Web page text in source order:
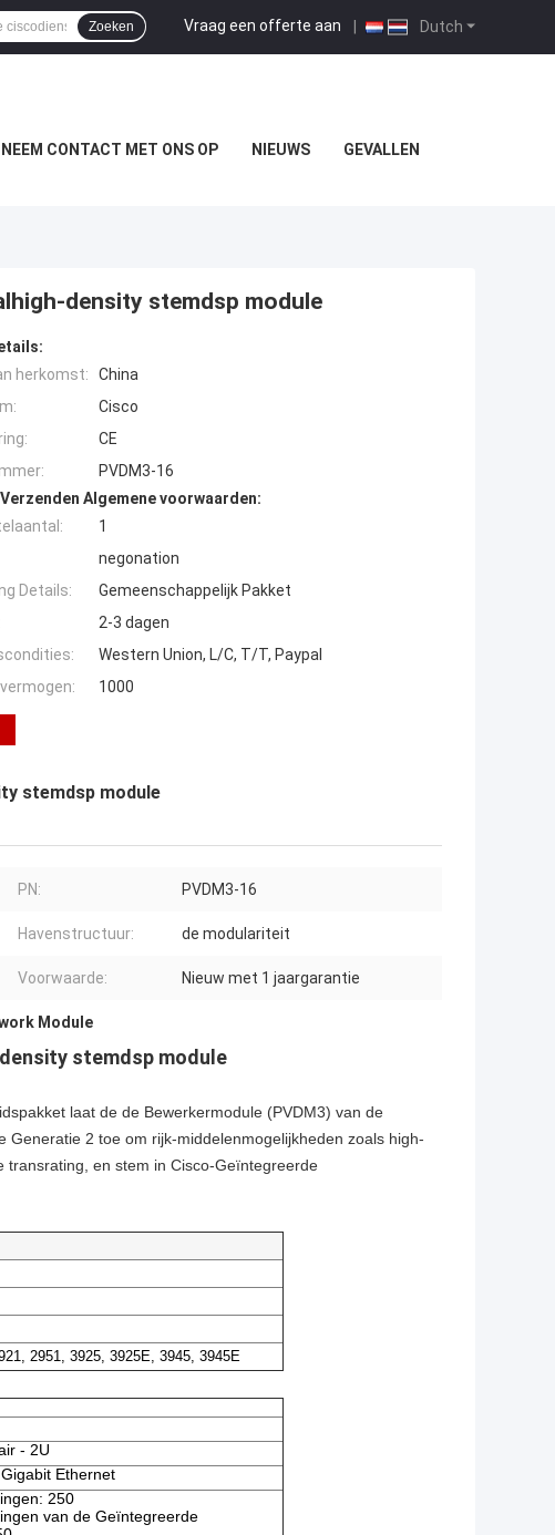
Dutch
Vraag een offerte aan |
Zoeken
NEEM CONTACT MET ONS OP NIEUWS GEVALLEN
density stemdsp module
herkomst:
China
Cisco
CE
PVDM3-16
Algemene voorwaarden:
1
negonation
Details:
Gemeenschappelijk Pakket
2-3 dagen
Western Union, L/C, T/T, Paypal
1000
stemdsp module
PN: PVDM3-16
Havenstructuur: de modulariteit
Voorwaarde: Nieuw met 1 jaargarantie
Module
stemdsp module
laat de de Bewerkermodule (PVDM3) van de
2 toe om rijk-middelenmogelijkheden zoals high-
en stem in Cisco-Geïntegreerde
2951, 3925, 3925E, 3945, 3945E
- 2U
Ethernet
250
van de Geïntegreerde